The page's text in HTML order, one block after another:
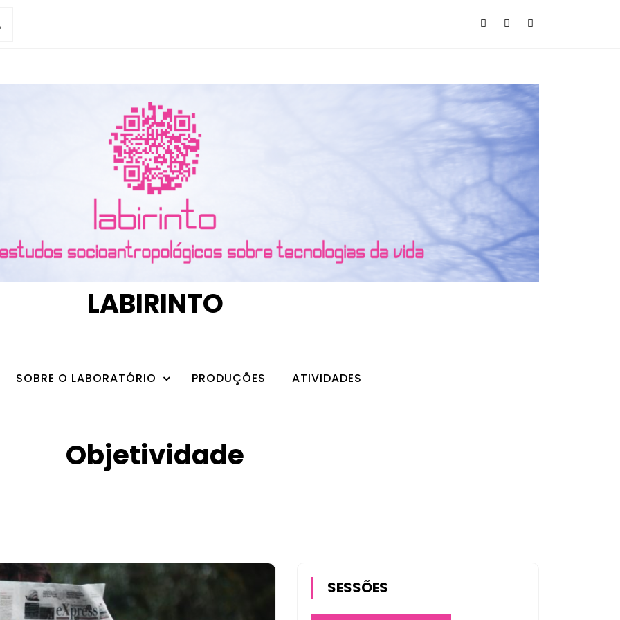
LABIRINTO
SOBRE O LABORATÓRIO PRODUÇÕES ATIVIDADES
Objetividade
SESSÕES